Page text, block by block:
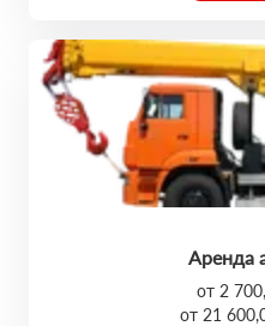
Аренда
от 2
от 21